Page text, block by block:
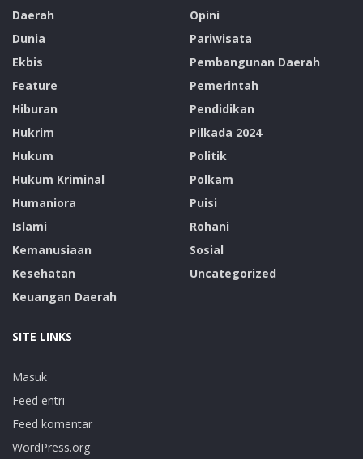
Daerah
Dunia
Ekbis
Feature
Hiburan
Hukrim
Hukum
Hukum Kriminal
Humaniora
Islami
Kemanusiaan
Kesehatan
Keuangan Daerah
Opini
Pariwisata
Pembangunan Daerah
Pemerintah
Pendidikan
Pilkada 2024
Politik
Polkam
Puisi
Rohani
Sosial
Uncategorized
SITE LINKS
Masuk
Feed entri
Feed komentar
WordPress.org